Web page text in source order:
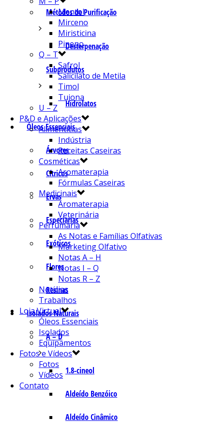
Métodos de Purificação
Desterpenação
Subprodutos
Hidrolatos
Óleos Essenciais
Árvores
Cítricos
Ervas
Especiarias
Exóticos
Flores
Resinas
Isolados Naturais
A – D
1.8-cineol
Aldeído Benzóico
Aldeído Cinâmico
Mentol
Mirceno
Miristicina
Pineno
Q – T
Safrol
Salicilato de Metila
Timol
Tujona
U – Z
P&D e Aplicações
Alimentícias
Indústria
Receitas Caseiras
Cosméticas
Aromaterapia
Fórmulas Caseiras
Medicinais
Aromaterapia
Veterinária
Perfumaria
As Notas e Famílias Olfativas
Marketing Olfativo
Notas A – H
Notas I – Q
Notas R – Z
Notícias
Trabalhos
Loja Virtual
Óleos Essenciais
Isolados
Equipamentos
Fotos e Vídeos
Fotos
Vídeos
Contato